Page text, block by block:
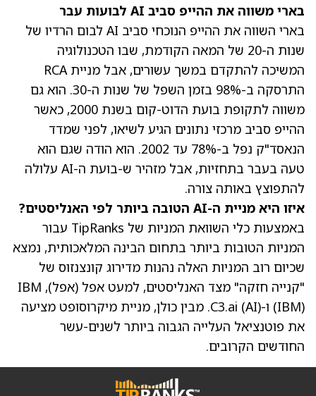
בארי משווה את ההייפ סביב AI לבועות עבר
בארי השווה את ההייפ הנוכחי סביב AI לבום הרדיו של
שנות ה-20 של המאה הקודמת, שבו הטכנולוגיה
המשיכה להתקדם במשך עשורים, אבל מניית RCA
התרסקה ב-98% בזמן השפל של שנות ה-30. הוא גם
משווה לתקופת בועת הדוט-קום בשנת 2000, כאשר
ההייפ סביב מרכזי נתונים הגיע לשיאו, לפני שמדד
הנאסד"ק נפל ב-78% עד 2002. הוא הודה שגם הוא
טעה בעבר בתחזיות, אבל מזהיר ש-בועת ה-AI עלולה
להתפוצץ באותה צורה.
איזו היא מניית ה-AI הטובה ביותר לפי האנליסטים?
באמצעות כלי השוואת המניות של TipRanks עבור
המניות הטובות ביותר בתחום הבינה המלאכותית, נמצא
שכיום רוב המניות האלה נהנות מדירוג קונצנזוס של
"קנייה חזקה" מצד האנליסטים, למעט אפל (אפל), IBM
(IBM) ו-C3.ai(AI) . מבין כולן, מניית מיקרוסופט מציעה
את פוטנציאל העלייה הגבוה ביותר לשנים-עשר
החודשים הקרובים.